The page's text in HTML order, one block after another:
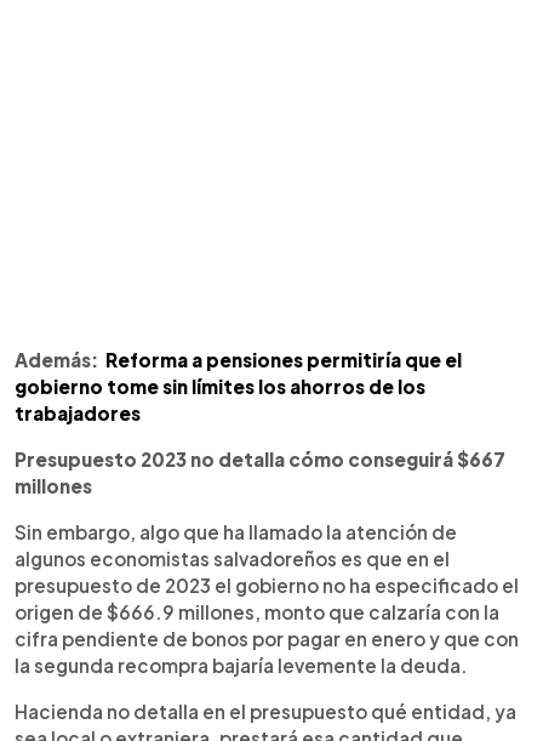
Además: Reforma a pensiones permitiría que el
gobierno tome sin límites los ahorros de los
trabajadores
Presupuesto 2023 no detalla cómo conseguirá $667
millones
Sin embargo, algo que ha llamado la atención de
algunos economistas salvadoreños es que en el
presupuesto de 2023 el gobierno no ha especificado el
origen de $666.9 millones, monto que calzaría con la
cifra pendiente de bonos por pagar en enero y que con
la segunda recompra bajaría levemente la deuda.
Hacienda no detalla en el presupuesto qué entidad, ya